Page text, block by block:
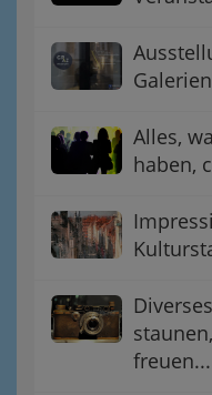
Galerien
Alles,
haben,
freuen...